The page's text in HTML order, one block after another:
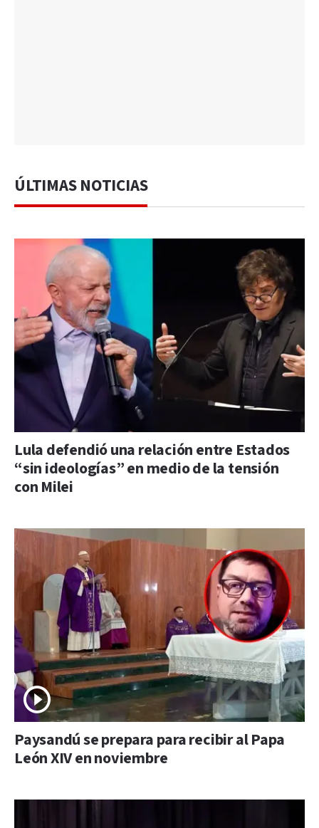
ÚLTIMAS NOTICIAS
Lula defendió una relación entre Estados
“sin ideologías” en medio de la tensión
con Milei
Paysandú se prepara para recibir al Papa
León XIV en noviembre